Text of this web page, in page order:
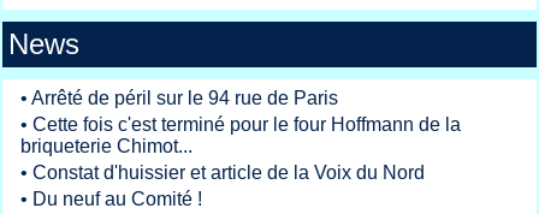
News
• Arrêté de péril sur le 94 rue de Paris
• Cette fois c'est terminé pour le four Hoffmann de la
briqueterie Chimot...
• Constat d'huissier et article de la Voix du Nord
• Du neuf au Comité !